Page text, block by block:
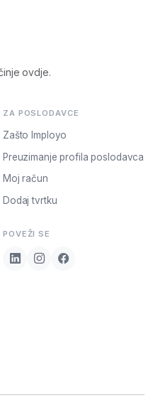
ovdje.
ZA POSLODAVCE
Zašto Imployo
Preuzimanje profila poslodavca
Moj račun
Dodaj tvrtku
POVEŽI SE